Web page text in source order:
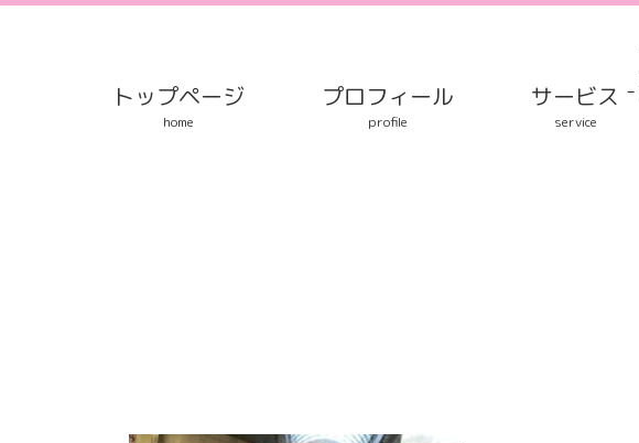
トップページ
home
プロフィール
profile
サービス
service